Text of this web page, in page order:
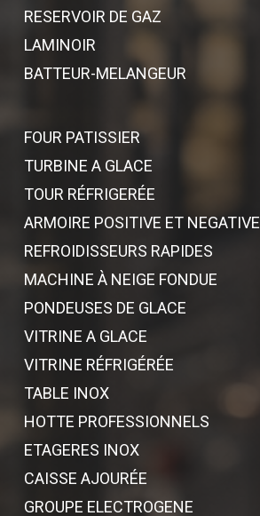
RESERVOIR DE GAZ
LAMINOIR
BATTEUR-MELANGEUR
FOUR PATISSIER
TURBINE A GLACE
TOUR RÉFRIGERÉE
ARMOIRE POSITIVE ET NEGATIVE
REFROIDISSEURS RAPIDES
MACHINE À NEIGE FONDUE
PONDEUSES DE GLACE
VITRINE A GLACE
VITRINE RÉFRIGÉRÉE
TABLE INOX
HOTTE PROFESSIONNELS
ETAGERES INOX
CAISSE AJOURÉE
GROUPE ELECTROGENE